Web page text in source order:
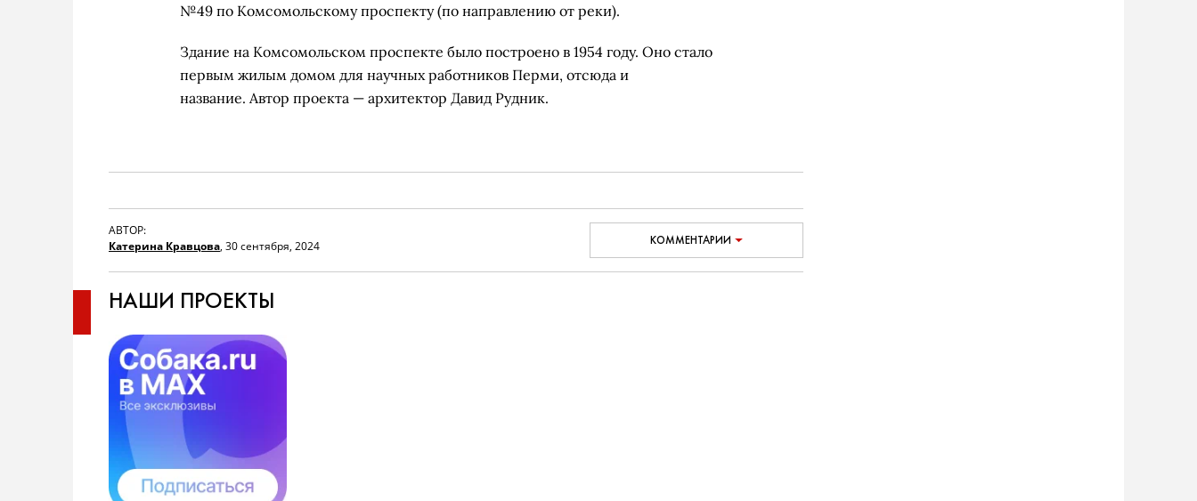
№49 по Комсомольскому проспекту (по направлению от реки).
Здание на Комсомольском проспекте было построено в 1954 году. Оно стало
первым жилым домом для научных работников Перми, отсюда и
название. Автор проекта — архитектор Давид Рудник.
АВТОР:
Катерина Кравцова, 30 сентября, 2024 КОММЕНТАРИИ
НАШИ ПРОЕКТЫ